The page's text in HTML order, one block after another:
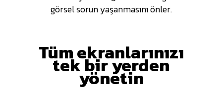
görsel sorun yaşanmasını önler.
Tüm ekranlarınızı
tek bir yerden
yönetin